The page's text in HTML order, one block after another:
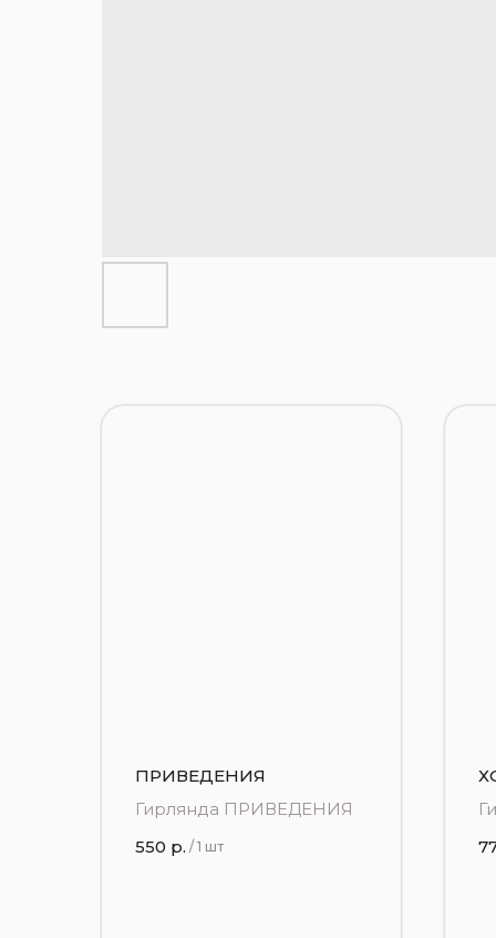
ПРИВЕДЕНИЯ
Гирлянда ПРИВЕДЕНИЯ
550 р. / 1 шт